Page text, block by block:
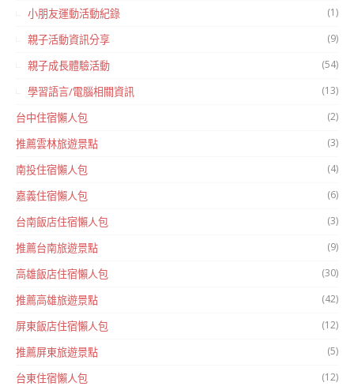
小朋友運動活動紀錄 (1)
親子活動資訊分享 (9)
親子成長體驗活動 (54)
學習語言/電腦相關資訊 (13)
台中住宿懶人包 (2)
推薦雲林旅遊景點 (3)
南投住宿懶人包 (4)
嘉義住宿懶人包 (6)
台南飯店住宿懶人包 (3)
推薦台南旅遊景點 (9)
高雄飯店住宿懶人包 (30)
推薦高雄旅遊景點 (42)
屏東飯店住宿懶人包 (12)
推薦屏東旅遊景點 (5)
台東住宿懶人包 (12)